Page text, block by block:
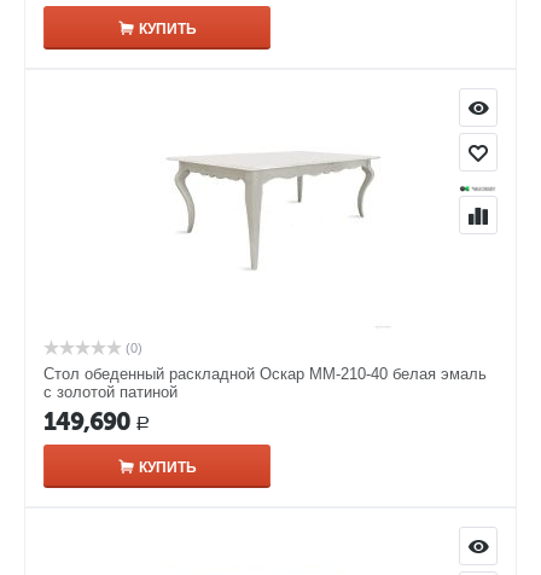
КУПИТЬ
(0)
Стол обеденный раскладной Оскар ММ-210-40 белая эмаль
с золотой патиной
149,690 Р
КУПИТЬ